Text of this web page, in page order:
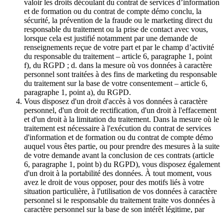
valoir les droits découlant du contrat de services d’information
et de formation ou du contrat de compte démo conclu, la
sécurité, la prévention de la fraude ou le marketing direct du
responsable du traitement ou la prise de contact avec vous,
lorsque cela est justifié notamment par une demande de
renseignements reçue de votre part et par le champ d’activité
du responsable du traitement – article 6, paragraphe 1, point
f), du RGPD ; d. dans la mesure où vos données à caractère
personnel sont traitées à des fins de marketing du responsable
du traitement sur la base de votre consentement – article 6,
paragraphe 1, point a), du RGPD.
Vous disposez d'un droit d'accès à vos données à caractère
personnel, d'un droit de rectification, d'un droit à l'effacement
et d'un droit à la limitation du traitement. Dans la mesure où le
traitement est nécessaire à l'exécution du contrat de services
d'information et de formation ou du contrat de compte démo
auquel vous êtes partie, ou pour prendre des mesures à la suite
de votre demande avant la conclusion de ces contrats (article
6, paragraphe 1, point b) du RGPD), vous disposez également
d'un droit à la portabilité des données. À tout moment, vous
avez le droit de vous opposer, pour des motifs liés à votre
situation particulière, à l'utilisation de vos données à caractère
personnel si le responsable du traitement traite vos données à
caractère personnel sur la base de son intérêt légitime, par